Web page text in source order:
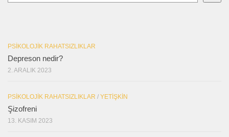
PSIKOLOJIK RAHATSIZLIKLAR
Depreson nedir?
2. ARALIK 2023
PSIKOLOJIK RAHATSIZLIKLAR / YETIŞKIN
Şizofreni
13. KASIM 2023